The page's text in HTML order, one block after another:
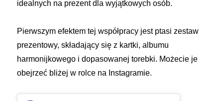
idealnych na prezent dla wyjątkowych osób.
Pierwszym efektem tej współpracy jest ptasi zestaw
prezentowy, składający się z kartki, albumu
harmonijkowego i dopasowanej torebki. Możecie je
obejrzeć bliżej w rolce na Instagramie.